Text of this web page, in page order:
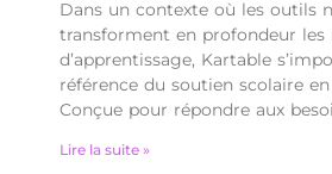
Dans un contexte où les outils
transforment en profondeur les
d’apprentissage, Kartable
référence du soutien scolaire
Conçue pour répondre aux
Lire la suite »